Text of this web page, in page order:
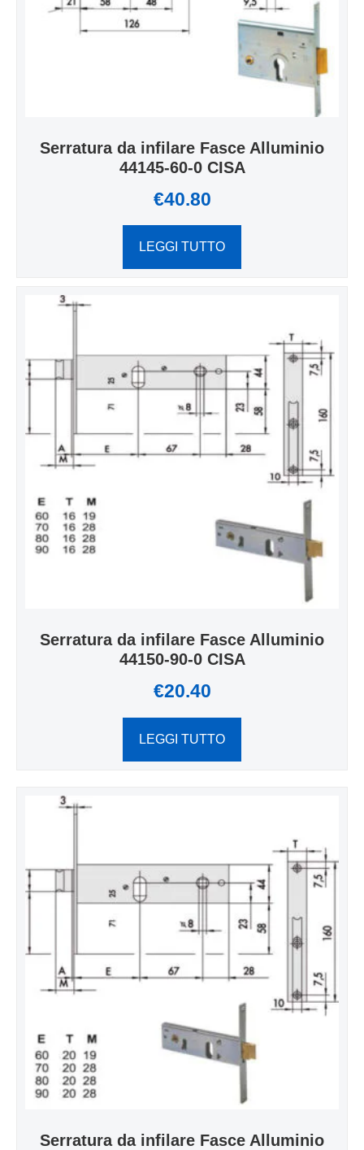
Serratura da infilare Fasce Alluminio
44145-60-0 CISA
€40.80
LEGGI TUTTO
Serratura da infilare Fasce Alluminio
44150-90-0 CISA
€20.40
LEGGI TUTTO
Serratura da infilare Fasce Alluminio